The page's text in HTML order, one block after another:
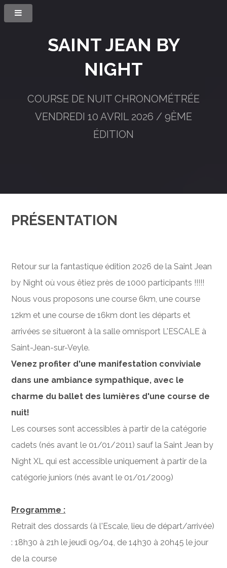
SAINT JEAN BY
NIGHT
COURSE DE NUIT CHRONOMÉTRÉE
VENDREDI 10 AVRIL 2026 / 9ÈME
ÉDITION
PRÉSENTATION
Retour sur la fantastique édition 2026 de la Saint Jean
by Night où vous êtiez près de 1000 participants !!!!!
Nous vous proposons une course 6km, une course
12km et une course de 16km dont les départs et
arrivées se situeront à la salle omnisport L'ESCALE à
Saint-Jean-sur-Veyle.
Venez profiter d'une manifestation conviviale
dans une ambiance sympathique, avec le
charme du ballet des lumières d'une course de
nuit!
Les courses sont accessibles à partir de la catégorie
cadets (nés avant le 01/01/2011) sauf la Saint Jean by
Night XL qui est accessible uniquement à partir de la
catégorie juniors (nés avant le 01/01/2009)
Programme :
Retrait des dossards (à l'Escale, lieu de départ/arrivée)
: 18h30 à 21h le jeudi 09/04, de 14h30 à 20h45 le jour
de la course